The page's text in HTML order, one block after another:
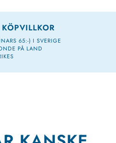
65:-) I SVERIGE
PÅ LAND